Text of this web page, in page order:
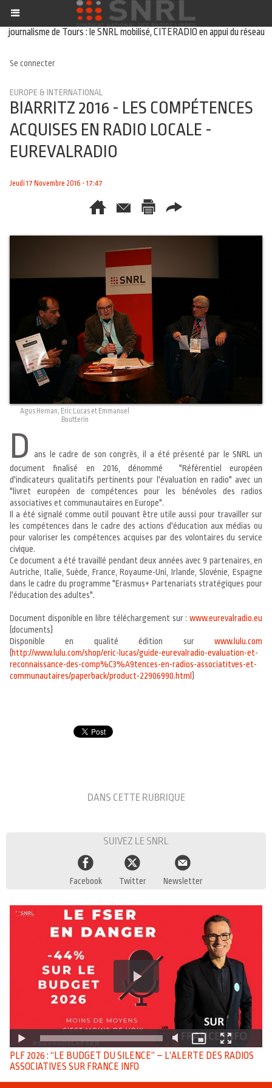
de Tours : le SNRL mobilisé, CITERADIO en appui du réseau 01/
Se connecter
EUROPE & INTERNATIONAL
BIARRITZ 2016 - LES COMPÉTENCES
ACQUISES EN RADIO LOCALE -
EUREVALRADIO
Jeudi 17 Novembre 2016 - 17:47
Agus Hernan, Eric Lucas et Emmanuel
Boutterin
D
ans le cadre de son congrès, il a été présenté par le SNRL un
document finalisé en 2016, dénommé "Référentiel européen
d'indicateurs qualitatifs pertinents pour l'évaluation en radio" avec un
"livret européen de compétences pour les bénévoles des radios
associatives et communautaires en Europe".
Il a été signalé comme outil pouvant être utile aussi pour travailler sur
les compétences dans le cadre des actions d'éducation aux médias ou
pour valoriser les compétences acquises par des volontaires du service
civique.
Ce document a été travaillé pendant deux années avec 9 partenaires, en
Autriche, Italie, Suède, France, Royaume-Uni, Irlande, Slovénie, Espagne
dans le cadre du programme "Erasmus+ Partenariats stratégiques pour
l'éducation des adultes".
Document disponible en libre téléchargement sur : www.eurevalradio.eu
(documents)
Disponible en qualité édition sur www.lulu.com
http://www.lulu.com/shop/eric-lucas/guide-eurevalradio-evaluation-et-
reconnaissance-des-comp%C3%A9tences-en-radios-associatitves-et-
communautaires/paperback/product-22906990.html
DANS CETTE RUBRIQUE
SUIVEZ LE SNRL
Facebook Twitter Newsletter
PLF 2026 : “LE BUDGET DU SILENCE” – L’ALERTE DES RADIOS
ASSOCIATIVES SUR FRANCE INFO